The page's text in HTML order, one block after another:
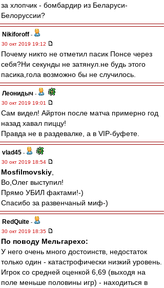
за хлопчик - бомбардир из Беларуси-
Белоруссии?
Nikiforoff -
30 окт 2019 19:12
Почему никто не отметил пасик Понсе через
себя?Ни секунды не затянул.не будь этого
пасика,гола возможно бы не случилось.
Леонидыч -
30 окт 2019 19:01
Сам видел! Айртон после матча примерно год
назад хавал пиццу!
Правда не в раздевалке, а в VIP-буфете.
vlad45 -
30 окт 2019 18:54
Mosfilmovskiy
Во,Олег выступил!
Прямо УБИЛ фактами!-)
Спасибо за развенчаный миф-)
RedQuite -
30 окт 2019 18:35
По поводу Мельгарехо:
У него очень много достоинств, недостаток
только один - катастрофически низкий уровень.
Игрок со средней оценкой 6,69 (выходя на
поле меньше половины игр) - находиться в